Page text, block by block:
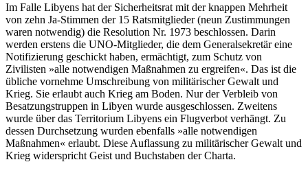
Im Falle Libyens hat der Sicherheitsrat mit der knappen Mehrheit
von zehn Ja-Stimmen der 15 Ratsmitglieder (neun Zustimmungen
waren notwendig) die Resolution Nr. 1973 beschlossen. Darin
werden erstens die UNO-Mitglieder, die dem Generalsekretär eine
Notifizierung geschickt haben, ermächtigt, zum Schutz von
Zivilisten »alle notwendigen Maßnahmen zu ergreifen«. Das ist die
übliche vornehme Umschreibung von militärischer Gewalt und
Krieg. Sie erlaubt auch Krieg am Boden. Nur der Verbleib von
Besatzungstruppen in Libyen wurde ausgeschlossen. Zweitens
wurde über das Territorium Libyens ein Flugverbot verhängt. Zu
dessen Durchsetzung wurden ebenfalls »alle notwendigen
Maßnahmen« erlaubt. Diese Auflassung zu militärischer Gewalt und
Krieg widerspricht Geist und Buchstaben der Charta.